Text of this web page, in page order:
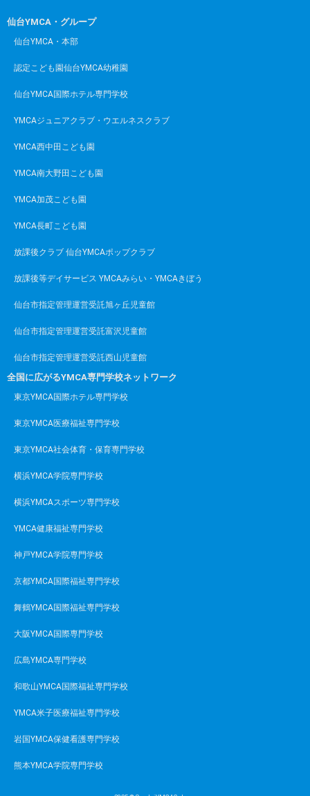
仙台YMCA・グループ
仙台YMCA・本部
認定こども園仙台YMCA幼稚園
仙台YMCA国際ホテル専門学校
YMCAジュニアクラブ・ウエルネスクラブ
YMCA西中田こども園
YMCA南大野田こども園
YMCA加茂こども園
YMCA長町こども園
放課後クラブ 仙台YMCAポップクラブ
放課後等デイサービス YMCAみらい・YMCAきぼう
仙台市指定管理運営受託旭ヶ丘児童館
仙台市指定管理運営受託富沢児童館
仙台市指定管理運営受託西山児童館
全国に広がるYMCA専門学校ネットワーク
東京YMCA国際ホテル専門学校
東京YMCA医療福祉専門学校
東京YMCA社会体育・保育専門学校
横浜YMCA学院専門学校
横浜YMCAスポーツ専門学校
YMCA健康福祉専門学校
神戸YMCA学院専門学校
京都YMCA国際福祉専門学校
舞鶴YMCA国際福祉専門学校
大阪YMCA国際専門学校
広島YMCA専門学校
和歌山YMCA国際福祉専門学校
YMCA米子医療福祉専門学校
岩国YMCA保健看護専門学校
熊本YMCA学院専門学校